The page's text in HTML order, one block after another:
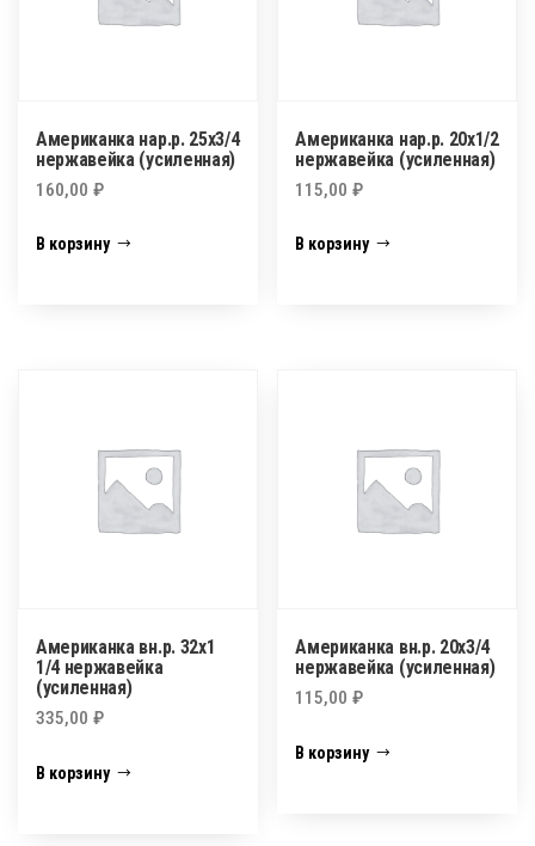
Американка нар.р. 25х3/4
нержавейка (усиленная)
160,00 ₽
В корзину
Американка нар.р. 20х1/2
нержавейка (усиленная)
115,00₽
В корзину
Американка вн.р. 32х1
1/4 нержавейка
(усиленная)
335,00 ₽
В корзину
Американка вн.р. 20х3/4
нержавейка (усиленная)
115,00₽
В корзину